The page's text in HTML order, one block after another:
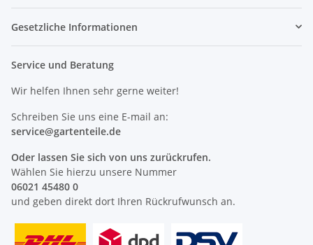
Gesetzliche Informationen
Service und Beratung
Wir helfen Ihnen sehr gerne weiter!
Schreiben Sie uns eine E-mail an:
service@gartenteile.de
Oder lassen Sie sich von uns zurückrufen.
Wählen Sie hierzu unsere Nummer
06021 45480 0
und geben direkt dort Ihren Rückrufwunsch an.